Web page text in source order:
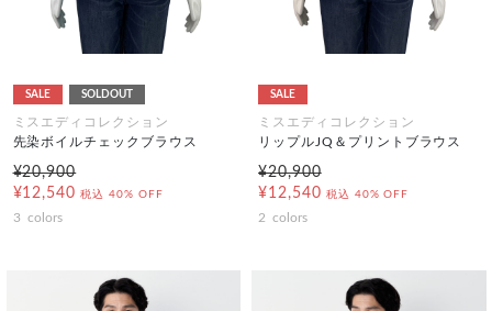
SALE SOLDOUT
ミスエディコレクション
先染ボイルチェックブラウス
¥20,900
¥12,540 税込 40% OFF
3 colors
SALE
ミスエディコレクション
リップルJQ＆プリントブラウス
¥20,900
¥12,540 税込 40% OFF
2 colors